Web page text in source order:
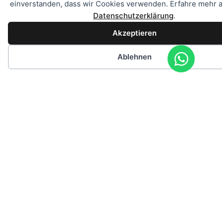
einverstanden, dass wir Cookies verwenden. Erfahre mehr
Datenschutzerklärung.
Akzeptieren
Ablehnen
Spanien
+49 175 8
555 372
basieren
welche
vom